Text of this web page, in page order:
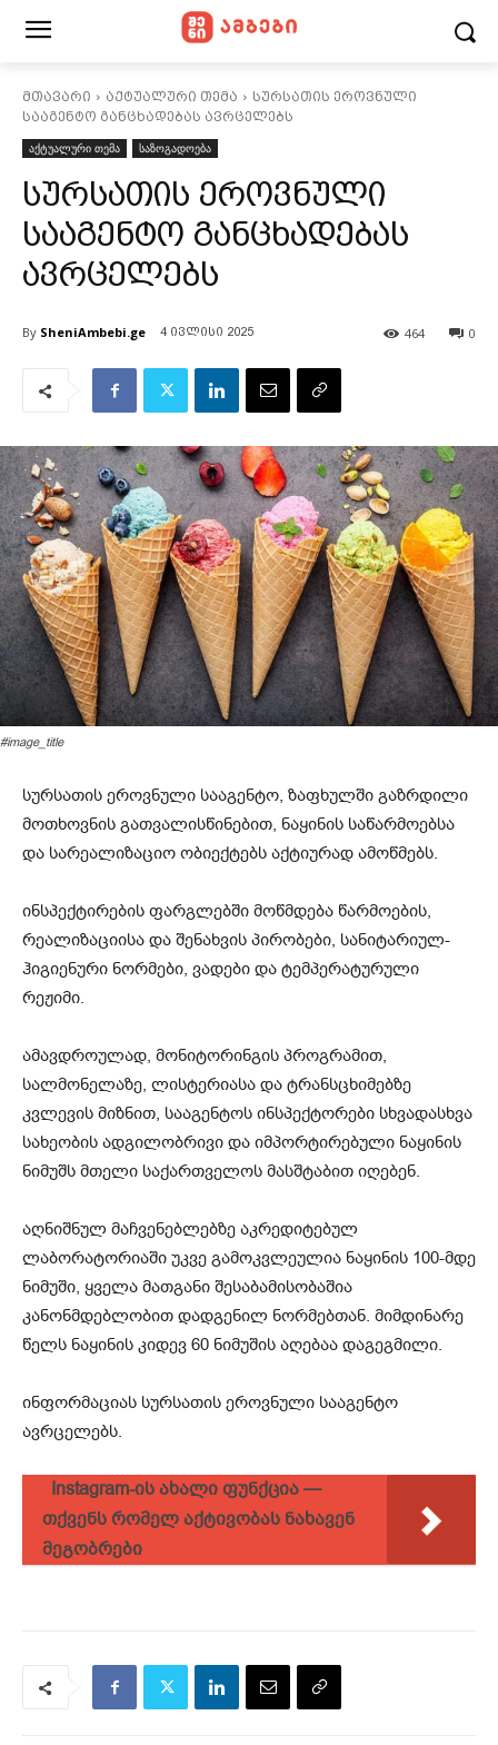
მთავარი აქტუალური თემა
სურსათის ეროვნული
სააგენტო განცხადებას ავრცელებს
აქტუალური თემა
საზოგადოება
სურსათის ეროვნული
სააგენტო განცხადებას
ავრცელებს
By SheniAmbebi.ge 4 ივლისი 2025 0
464
#image_title
სურსათის ეროვნული სააგენტო, ზაფხულში გაზრდილი
მოთხოვნის გათვალისწინებით, ნაყინის საწარმოებსა
და სარეალიზაციო ობიექტებს აქტიურად ამოწმებს.
ინსპექტირების ფარგლებში მოწმდება წარმოების,
რეალიზაციისა და შენახვის პირობები, სანიტარიულ-
ჰიგიენური ნორმები, ვადები და ტემპერატურული
რეჟიმი.
ამავდროულად, მონიტორინგის პროგრამით,
სალმონელაზე, ლისტერიასა და ტრანსცხიმებზე
კვლევის მიზნით, სააგენტოს ინსპექტორები სხვადასხვა
სახეობის ადგილობრივი და იმპორტირებული ნაყინის
ნიმუშს მთელი საქართველოს მასშტაბით იღებენ.
აღნიშნულ მაჩვენებლებზე აკრედიტებულ
ლაბორატორიაში უკვე გამოკვლეულია ნაყინის 100-მდე
ნიმუში, ყველა მათგანი შესაბამისობაშია
კანონმდებლობით დადგენილ ნორმებთან. მიმდინარე
წელს ნაყინის კიდევ 60 ნიმუშის აღებაა დაგეგმილი.
ინფორმაციას სურსათის ეროვნული სააგენტო
ავრცელებს.
Instagram-ის ახალი ფუნქცია —
თქვენს რომელ აქტივობას ნახავენ
მეგობრები